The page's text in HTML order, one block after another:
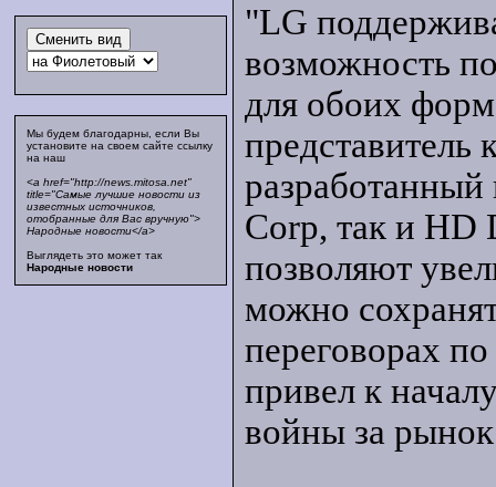
Мы будем благодарны, если Вы
установите на своем сайте ссылку
на наш
<a href="http://news.mitosa.net"
title="Самые лучшие новости из
известных источников,
отобранные для Вас вручную">
Народные новости</a>
Выглядеть это может так
Народные новости
"LG
возможность
для обоих
разработанный
Corp, так и HD
позволяют
можно
переговорах
привел к
войны за